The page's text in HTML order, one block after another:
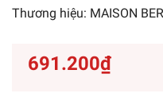
Thương hiệu: MAISON
691.200₫